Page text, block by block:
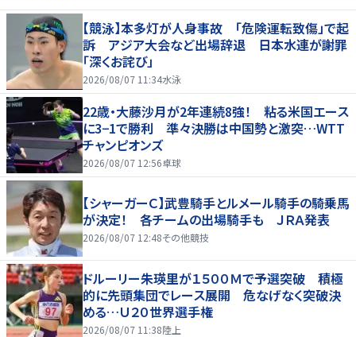
【競泳】本多灯が人身事故 「危険運転致傷」で起
訴 アジア大会など出場辞退 日本水連が謝罪
「深くお詫び」
2026/08/07 11:34水泳
22歳・大藤沙月が2年連続8強！ 粘る米国エース
に3−1で勝利 準々決勝は中国勢と激突…WTT
チャンピオンズ
2026/08/07 12:56卓球
【シャーガーＣ】武豊騎手とルメール騎手の騎乗馬
が決定！ 各チームの出場騎手も ＪＲＡ発表
2026/08/07 12:48その他競技
ドルーリー朱瑛里が１５００Ｍで予選突破 積極
的に先頭集団でレース展開 危なげなく突破決
める…Ｕ２０世界選手権
2026/08/07 11:38陸上